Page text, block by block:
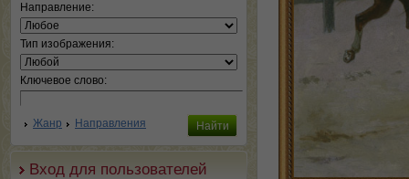
Направление:
Тип изображения:
Ключевое слово:
Жанр Направления
Вход для пользователей